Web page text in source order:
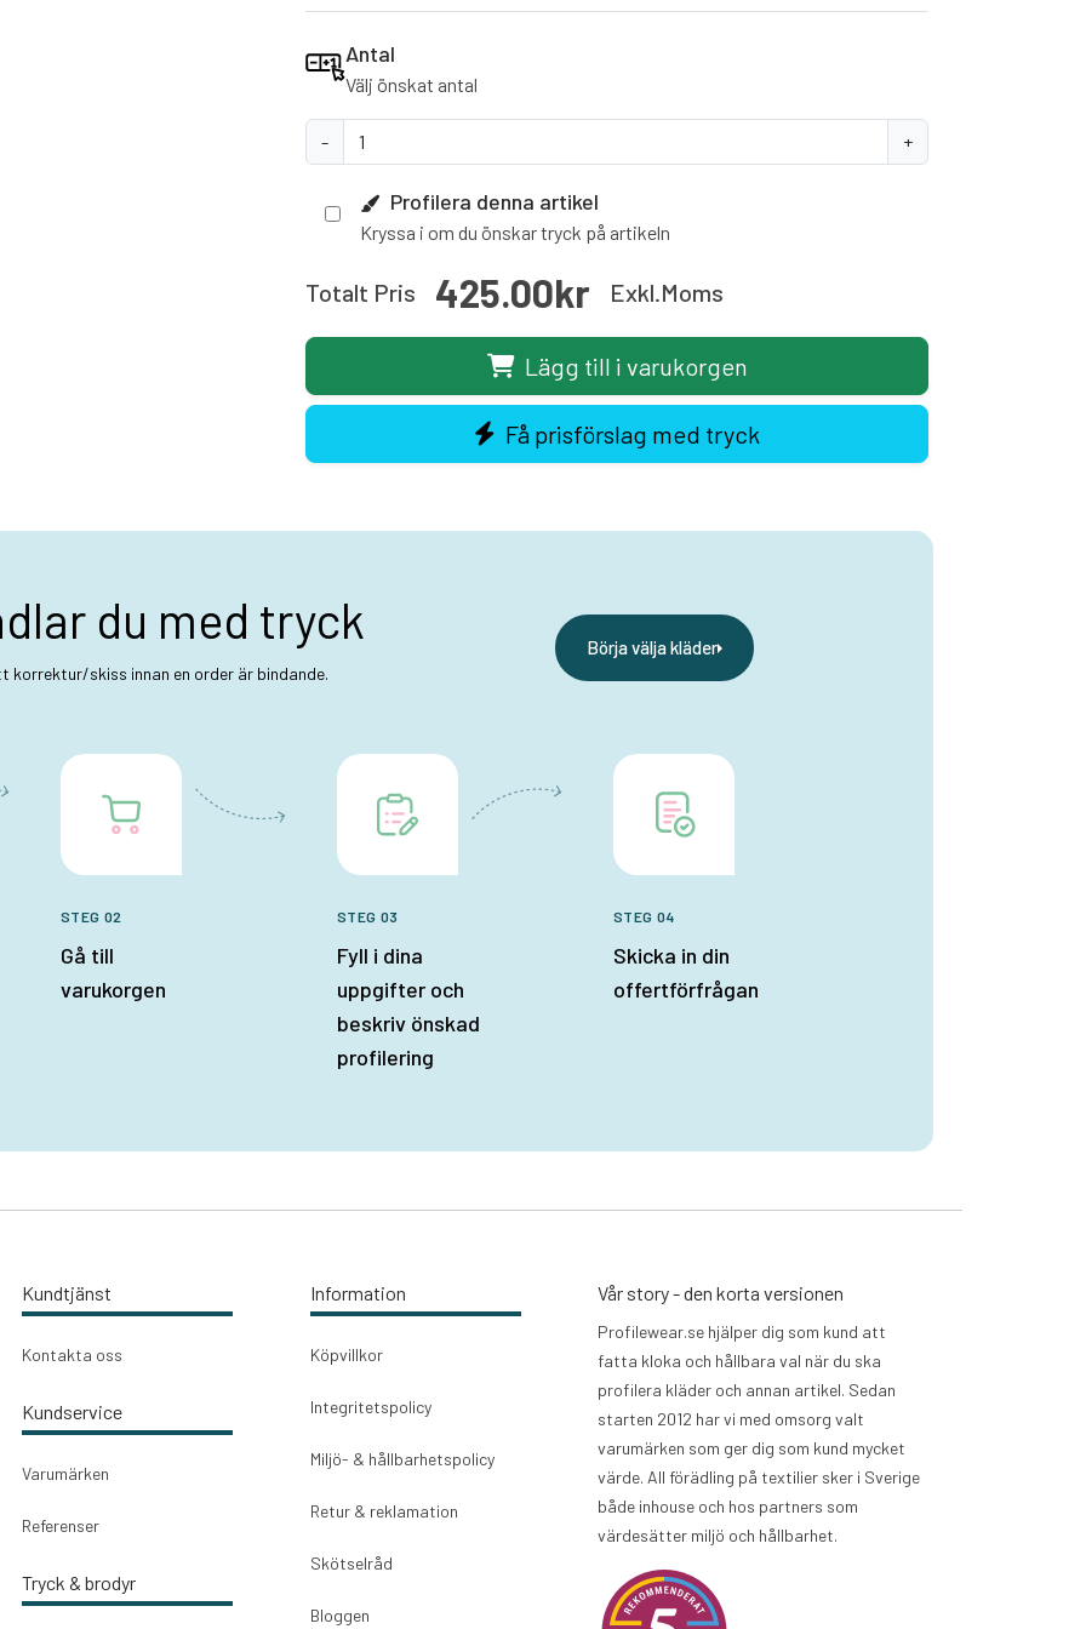
Antal
Välj önskat antal
- +
Profilera denna artikel
Kryssa i om du önskar tryck på artikeln
Totalt Pris 425.00kr Exkl.moms
Lägg till i varukorgen
Få prisförslag med tryck
du med tryck
korrektur/skiss innan en order är bindande.
Börja välja kläder
STEG 02
Gå till
varukorgen
STEG 03
Fyll i dina
uppgifter och
beskriv önskad
profilering
STEG 04
Skicka in din
offertförfrågan
Kundtjänst
Kontakta oss
Kundservice
Varumärken
Referenser
Tryck & brodyr
Information
Köpvillkor
Integritetspolicy
Miljö- & hållbarhetspolicy
Retur & reklamation
Skötselråd
Bloggen
Vår story - den korta versionen
Profilewear.se hjälper dig som kund att
fatta kloka och hållbara val när du ska
profilera kläder och annan artikel. Sedan
starten 2012 har vi med omsorg valt
varumärken som ger dig som kund mycket
värde. All förädling på textilier sker i Sverige
både inhouse och hos partners som
värdesätter miljö och hållbarhet.